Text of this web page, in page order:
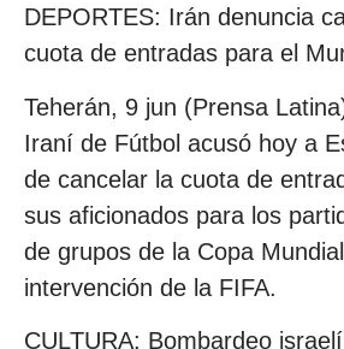
DEPORTES: Irán denuncia
cuota de entradas para el
Teherán, 9 jun (Prensa
Iraní de Fútbol acusó hoy a
de cancelar la cuota de
sus aficionados para los
de grupos de la Copa
intervención de la FIFA.
CULTURA: Bombardeo